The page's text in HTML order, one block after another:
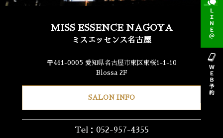
MISS ESSENCE NAGOYA
ミスエッセンス名古屋
〒461-0005 愛知県名古屋市東区東桜1-1-10
Blossa 2F
SALON INFO
Tel：052-957-4355